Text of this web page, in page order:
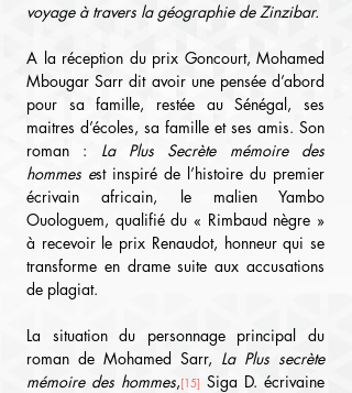
voyage à travers la géographie de Zinzibar.
A la réception du prix Goncourt, Mohamed
Mbougar Sarr dit avoir une pensée d’abord
pour sa famille, restée au Sénégal, ses
maitres d’écoles, sa famille et ses amis. Son
roman : La Plus Secrète mémoire des
hommes est inspiré de l’histoire du premier
écrivain africain, le malien Yambo
Ouologuem, qualifié du « Rimbaud nègre »
à recevoir le prix Renaudot, honneur qui se
transforme en drame suite aux accusations
de plagiat.
La situation du personnage principal du
roman de Mohamed Sarr, La Plus secrète
mémoire des hommes,[15] Siga D. écrivaine